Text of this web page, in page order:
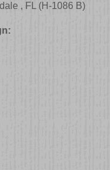
, FL (H-1086 B)